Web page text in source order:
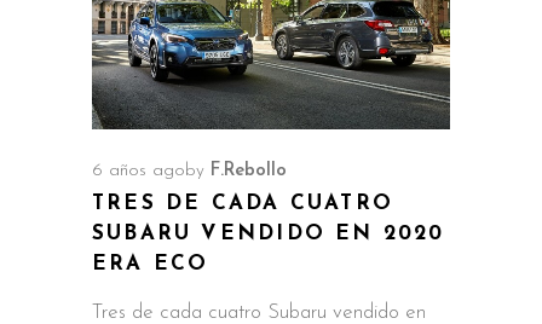
6 años ago by F.Rebollo
TRES DE CADA CUATRO
SUBARU VENDIDO EN 2020
ERA ECO
Tres de cada cuatro Subaru vendido en